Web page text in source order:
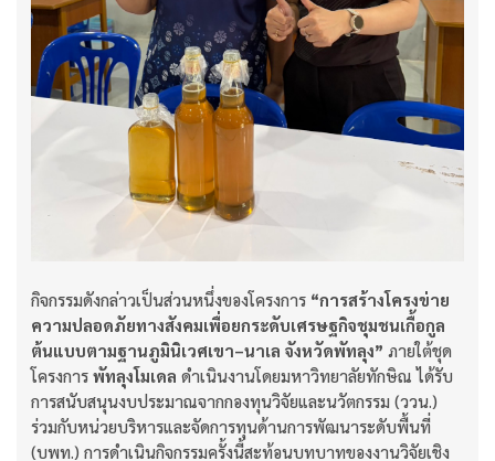
กิจกรรมดังกล่าวเป็นส่วนหนึ่งของโครงการ “การสร้างโครงข่าย
ความปลอดภัยทางสังคมเพื่อยกระดับเศรษฐกิจชุมชนเกื้อกูล
ต้นแบบตามฐานภูมินิเวศเขา–นาเล จังหวัดพัทลุง” ภายใต้ชุด
โครงการ พัทลุงโมเดล ดำเนินงานโดยมหาวิทยาลัยทักษิณ ได้รับ
การสนับสนุนงบประมาณจากกองทุนวิจัยและนวัตกรรม (ววน.)
ร่วมกับหน่วยบริหารและจัดการทุนด้านการพัฒนาระดับพื้นที่
(บพท.) การดำเนินกิจกรรมครั้งนี้สะท้อนบทบาทของงานวิจัยเชิง